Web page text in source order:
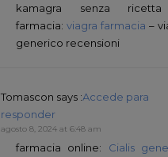
kamagra senza
farmacia: viagra farmacia –
generico recensioni
Tomascon says :Accede para
responder
agosto 8, 2024 at 6:48 am
farmacia online: Cialis